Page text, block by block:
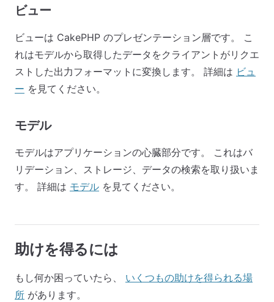
ビュー
ビューは CakePHP のプレゼンテーション層です。 こ
れはモデルから取得したデータをクライアントがリクエ
ストした出力フォーマットに変換します。 詳細は ビュ
ー を見てください。
モデル
モデルはアプリケーションの心臓部分です。 これはバ
リデーション、ストレージ、データの検索を取り扱いま
す。 詳細は モデル を見てください。
助けを得るには
もし何か困っていたら、 いくつもの助けを得られる場
所 があります。